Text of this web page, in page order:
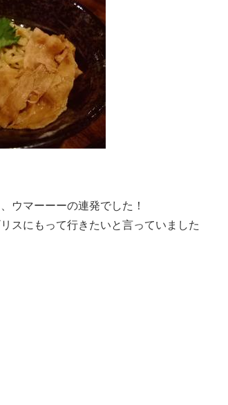
ウマーーーの連発でした！
スにもって行きたいと言っていました